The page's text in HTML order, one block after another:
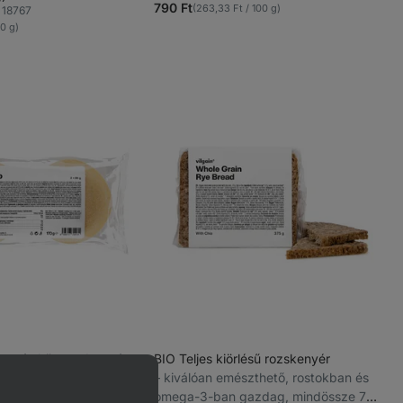
18767
g)
4.4/5,
790 Ft(263,33 Ft / 100 g)
és könnyed textúra,
BIO Teljes kiörlésű rozskenyér
⁠–⁠ kiválóan emészthető, rostokban és
omega-3-ban gazdag, mindössze 7